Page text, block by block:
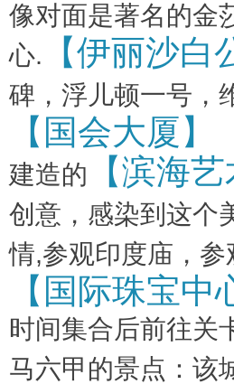
像对面是著名的
心. 【伊丽沙白
碑，浮儿顿一号，
【国会大厦】
建造的 【滨海
创意，感染到这个
情,参观印度庙，
【国际珠宝中
时间集合后前往关
马六甲的景点：该